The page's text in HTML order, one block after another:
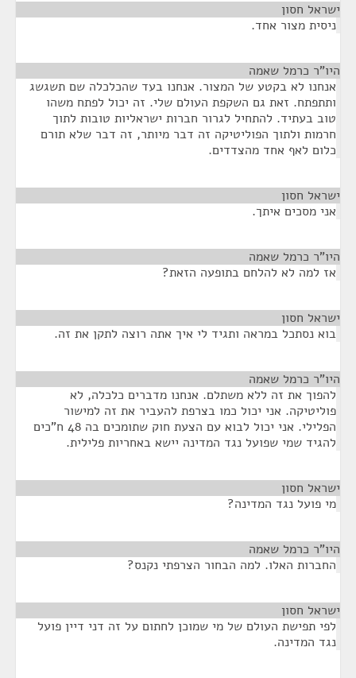
ישראל חסון
ניסית מצור אחד.
היו"ר כרמל שאמה
אנחנו לא בקטע של המצור. אנחנו בעד שהכלכלה שם תשגשג
ותתפתח. זאת גם השקפת העולם שלי. זה יכול לפתח משהו
טוב בעתיד. להתחיל לגרור חברות ישראליות טובות לתוך
חרמות ולתוך הפוליטיקה זה דבר מיותר, זה דבר שלא תורם
כלום לאף אחד מהצדדים.
ישראל חסון
אני מסכים איתך.
היו"ר כרמל שאמה
אז למה לא להלחם בתופעה הזאת?
ישראל חסון
בוא נסתכל במראה ותגיד לי איך אתה רוצה לתקן את זה.
היו"ר כרמל שאמה
להפוך את זה ללא משתלם. אנחנו מדברים כלכלה, לא
פוליטיקה. אני יכול כמו בצרפת להעביר את זה למישור
הפלילי. אני יכול לבוא עם הצעת חוק שתומכים בה 48 ח"כים
להגיד שמי שפועל נגד המדינה יישא באחריות פלילית.
ישראל חסון
מי פועל נגד המדינה?
היו"ר כרמל שאמה
החברות האלו. למה הבחור הצרפתי נקנס?
ישראל חסון
לפי תפישת העולם של מי שמוכן לחתום על זה דני דיין פועל
נגד המדינה.